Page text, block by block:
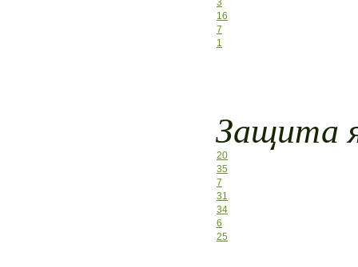
3
16
7
1
Защита
20
35
7
31
34
6
25